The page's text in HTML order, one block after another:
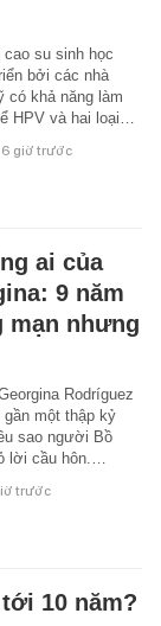
cao su sinh học
bởi các nhà
có khả năng làm
HPV và hai loại…
6 giờ trước
ai của
9 năm
mạn nhưng
Rodríguez
gần một thập kỷ
sao người Bồ
lời cầu hôn.…
trước
10 năm?